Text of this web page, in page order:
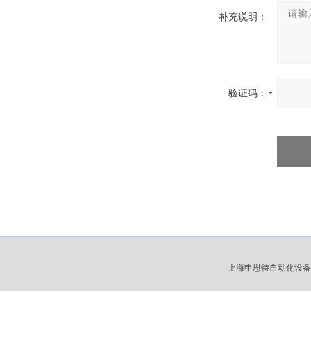
补充说明：
验证码：
上海申思特自动化设